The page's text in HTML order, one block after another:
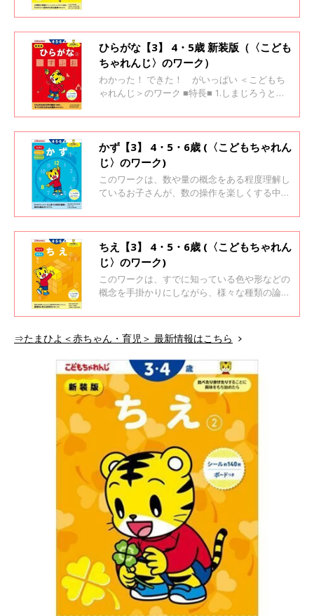
い！」「もっとやりたい！と思えるように、ひ
らがなや数、論理の基礎的な課題から、手ごた
えのある応用的課題までを扱っています。 1ペ
ージ解き終えたら「できたよ！ シール」、1冊
解き終えたら「めいじんの たて」で取り組みを
認めてあげることで、できた！という達成感が
次のやる気につながります。
ひらがな【3】 4・5歳 新装版（〈こども
ちゃれんじ〉のワーク）
わかった！ できた！ がいっぱい ＜こどもち
ゃれんじ＞のワーク ■特長■ 1.しまじろうと一
場面がいっぱい 3.「わかった！」「できた！」
が自信になります
かず【3】 4・5・6歳 (〈こどもちゃれん
じ〉のワーク)
このワークは、数や量の概念をある程度理解し
ているお子さんが、数の操作を楽しくする中
を狙いとしています。また、数量の学びのひと
つとして時計を取り上げ、「正時」と「○時
半」の時計の読み方が楽しく身につくように工
夫されています。 1ページ解き終えたら「でき
たよ！ シール」、1冊解き終えたら「めいじん
の たて」で取り組みを認めてあげることで、で
きた！という達成感が次のやる気につながりま
ちえ【3】 4・5・6歳 (〈こどもちゃれん
じ〉のワーク)
このワークは、すでに知っている色や形などの
概念を手掛かりにしながら、様々な種類の論理
いとしています。 1ページ解き終えたら「でき
たよ！ シール」、1冊解き終えたら「めいじん
の たて」で取り組みを認めてあげることで、で
きた！という達成感が次のやる気につながりま
す。
⇒たまひよ＜赤ちゃん・育児＞ 最新情報はこちら